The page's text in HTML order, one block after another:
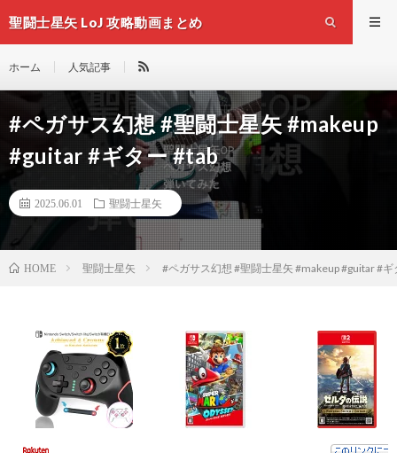
聖闘士星矢 LoJ 攻略動画まとめ
ホーム 人気記事
#ペガサス幻想 #聖闘士星矢 #makeup
#guitar #ギター #tab
2025.06.01 聖闘士星矢
HOME 聖闘士星矢 #ペガサス幻想 #聖闘士星矢 #makeup #guitar #ギ